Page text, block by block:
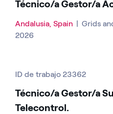
Técnico/a Gestor/a
Andalusia, Spain | Grids
2026
ID de trabajo 23362
Técnico/a Gestor/a
Telecontrol.